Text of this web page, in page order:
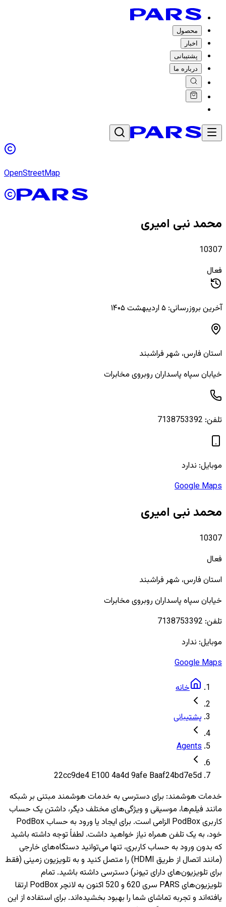
محصول
اخبار
پشتیبانی
درباره ما
OpenStreetMap
محمد نبی امیری
10307
فعال
آخرین بروزرسانی: ۵ اردیبهشت ۱۴۰۵
استان فارس، شهرفراشبند
خیابان سپاه پاسداران روبروی مخابرات
تلفن: 7138753392
موبایل: ندارد
Google Maps
محمد نبی امیری
10307
فعال
استان فارس، شهرفراشبند
خیابان سپاه پاسداران روبروی مخابرات
تلفن: 7138753392
موبایل: ندارد
Google Maps
خانه
پشتیبانی
Agents
22cc9de4 E100 4a4d 9afe Baaf24bd7e5d
خدمات هوشمند: برای دسترسی به خدمات هوشمند مبتنی بر شبکه
مانند فیلم‌ها، موسیقی و ویژگی‌های مختلف دیگر، داشتن یک حساب
کاربری PodBox الزامی است. برای ایجاد یا ورود به حساب PodBox
خود، به یک تلفن همراه نیاز خواهید داشت. لطفاً توجه داشته باشید
که بدون ورود به حساب کاربری، تنها می‌توانید دستگاه‌های خارجی
(مانند اتصال از طریق HDMI) را متصل کنید و به تلویزیون‌ زمینی (فقط
برای تلویزیون‌های دارای تیونر) دسترسی داشته باشید. تمام
تلویزیون‌های PARS سری 620 و 520 اکنون به لانچر PodBox ارتقا
یافته‌اند و تجربه تماشای شما را بهبود بخشیده‌اند. برای استفاده از این